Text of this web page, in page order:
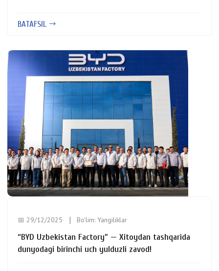
BATAFSIL
📅 29/12/2025 Bo'lim: Yangiliklar
“BYD Uzbekistan Factory” — Xitoydan tashqarida
dunyodagi birinchi uch yulduzli zavod!